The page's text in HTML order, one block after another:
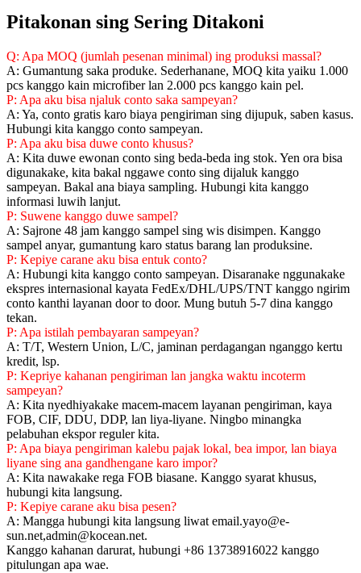
Pitakonan sing Sering Ditakoni
Q: Apa MOQ (jumlah pesenan minimal) ing produksi massal?
A: Gumantung saka produke. Sederhanane, MOQ kita yaiku 1.000
pcs kanggo kain microfiber lan 2.000 pcs kanggo kain pel.
P: Apa aku bisa njaluk conto saka sampeyan?
A: Ya, conto gratis karo biaya pengiriman sing dijupuk, saben kasus.
Hubungi kita kanggo conto sampeyan.
P: Apa aku bisa duwe conto khusus?
A: Kita duwe ewonan conto sing beda-beda ing stok. Yen ora bisa
digunakake, kita bakal nggawe conto sing dijaluk kanggo
sampeyan. Bakal ana biaya sampling. Hubungi kita kanggo
informasi luwih lanjut.
P: Suwene kanggo duwe sampel?
A: Sajrone 48 jam kanggo sampel sing wis disimpen. Kanggo
sampel anyar, gumantung karo status barang lan produksine.
P: Kepiye carane aku bisa entuk conto?
A: Hubungi kita kanggo conto sampeyan. Disaranake nggunakake
ekspres internasional kayata FedEx/DHL/UPS/TNT kanggo ngirim
conto kanthi layanan door to door. Mung butuh 5-7 dina kanggo
tekan.
P: Apa istilah pembayaran sampeyan?
A: T/T, Western Union, L/C, jaminan perdagangan nganggo kertu
kredit, lsp.
P: Kepriye kahanan pengiriman lan jangka waktu incoterm
sampeyan?
A: Kita nyedhiyakake macem-macem layanan pengiriman, kaya
FOB, CIF, DDU, DDP, lan liya-liyane. Ningbo minangka
pelabuhan ekspor reguler kita.
P: Apa biaya pengiriman kalebu pajak lokal, bea impor, lan biaya
liyane sing ana gandhengane karo impor?
A: Kita nawakake rega FOB biasane. Kanggo syarat khusus,
hubungi kita langsung.
P: Kepiye carane aku bisa pesen?
A: Mangga hubungi kita langsung liwat email.yayo@e-
sun.net,admin@kocean.net.
Kanggo kahanan darurat, hubungi +86 13738916022 kanggo
pitulungan apa wae.